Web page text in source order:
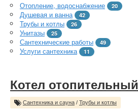
Отопление, водоснабжение 20
Душевая и ванна 42
Трубы и котлы 26
Унитазы 25
Сантехнические работы 49
Услуги сантехника 11
Котел отопительный
Сантехника и сауна / Трубы и котлы